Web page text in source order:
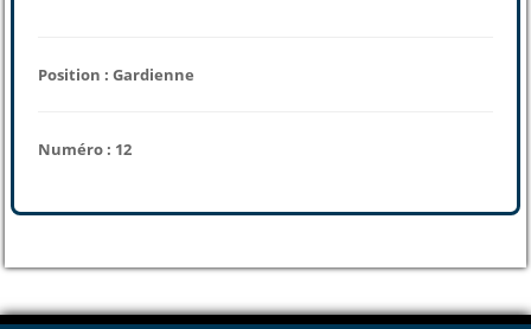
Position : Gardienne
Numéro : 12